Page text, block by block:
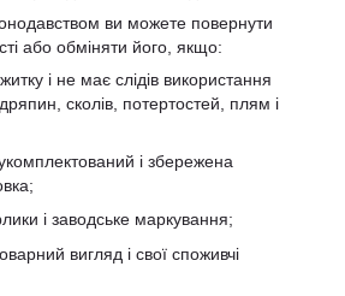
ви можете повернути
або обміняти його, якщо:
і не має слідів використання
сколів, потертостей, плям і
і збережена
і заводське маркування;
вигляд і свої споживчі